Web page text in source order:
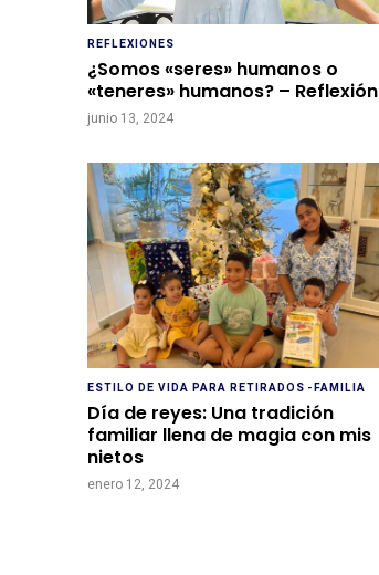
REFLEXIONES
¿Somos «seres» humanos o
«teneres» humanos? – Reflexión
junio 13, 2024
ESTILO DE VIDA PARA RETIRADOS -FAMILIA
Día de reyes: Una tradición
familiar llena de magia con mis
nietos
enero 12, 2024